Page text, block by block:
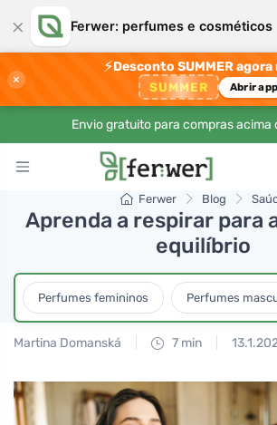
× Ferwer: perfumes e cosméticos
×
⚡Desconto SUMMER agora
SUMMER Abrir app
Envio gratuito para compras acima
Ferwer Blog
Aprenda a respirar para
equilíbrio
Perfumes femininos Perfumes
Martina Domanská 7 min